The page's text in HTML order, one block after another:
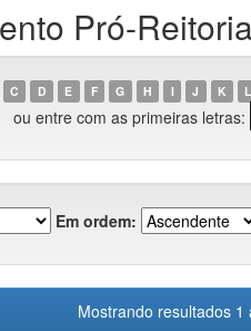
Pró-
C D E F G H I J K L
ou entre com as primeiras letras:
Em ordem:
Mostrando resultados 1